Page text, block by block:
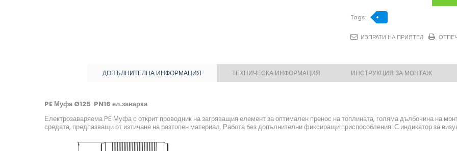
Tags:
ИЗПРАТИ НА ПРИЯТЕЛ
ДОПЪЛНИТЕЛНА ИНФОРМАЦИЯ ТЕХНИЧЕСКА ИНФОРМАЦИЯ ИНСТРУКЦИЯ ЗА МОНТАЖ
PE Муфа Ø125 PN16 ел.заварка
Електрозаваряема PE Муфа с открит проводник на загряващия елемент за оптимален пренос на топлината, голяма дълбочина на
средата, предпазващи от изтичане на разтопен материал. Работа без допълнителни фиксиращи приспособления. С индикатор за